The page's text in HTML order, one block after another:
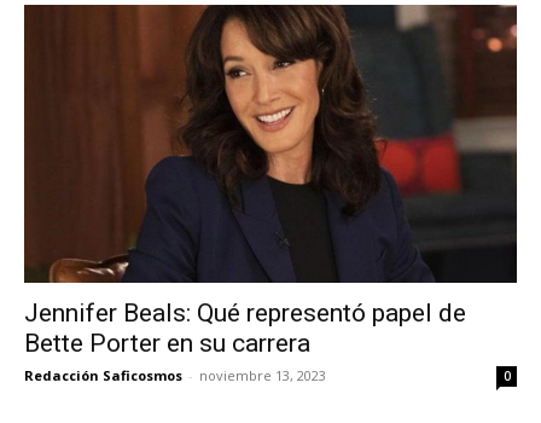
Jennifer Beals: Qué representó papel de
Bette Porter en su carrera
Redacción Saficosmos - noviembre 13, 2023 0